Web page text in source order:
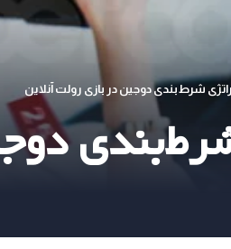
شرط‌بندی دوجین در بازی رولت آنلاین